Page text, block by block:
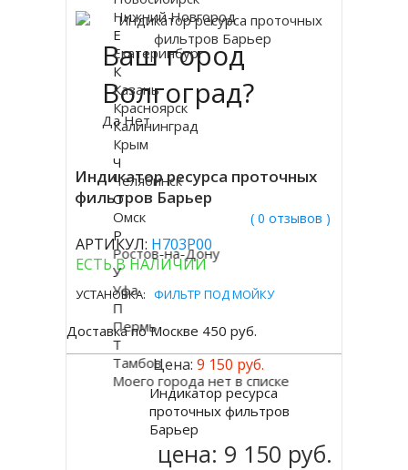
Индикатор ресурса проточных
фильтров Барьер
( 0 отзывов )
АРТИКУЛ: Н703Р00
ЕСТЬ В НАЛИЧИИ
УСТАНОВКА: ФИЛЬТР ПОД МОЙКУ
Доставка по Москве 450 руб.
Цена: 9 150 руб.
Индикатор ресурса
проточных фильтров
Барьер
цена: 9 150 руб.
Ваш город
Волгоград?
Да Нет
Нижний Новгород
Е
Екатеринбург
К
Казань
Красноярск
Калининград
Крым
Ч
Челябинск
О
Омск
Р
Ростов-на-Дону
У
Уфа
П
Пермь
Т
Тамбов
Моего города нет в списке